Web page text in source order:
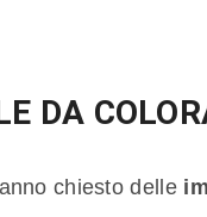
DA
chiesto delle